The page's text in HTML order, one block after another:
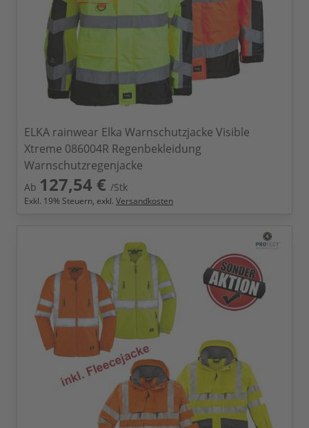
ELKA rainwear Elka Warnschutzjacke Visible
Xtreme 086004R Regenbekleidung
Warnschutzregenjacke
Ab 127,54 € /Stk
Exkl. 19% Steuern, exkl. Versandkosten